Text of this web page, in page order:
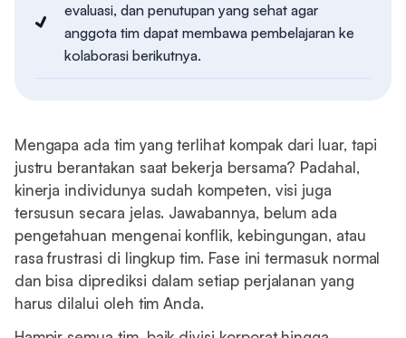
evaluasi, dan penutupan yang sehat agar
anggota tim dapat membawa pembelajaran ke
kolaborasi berikutnya.
Mengapa ada tim yang terlihat kompak dari luar, tapi
justru berantakan saat bekerja bersama? Padahal,
kinerja individunya sudah kompeten, visi juga
tersusun secara jelas. Jawabannya, belum ada
pengetahuan mengenai konflik, kebingungan, atau
rasa frustrasi di lingkup tim. Fase ini termasuk normal
dan bisa diprediksi dalam setiap perjalanan yang
harus dilalui oleh tim Anda.